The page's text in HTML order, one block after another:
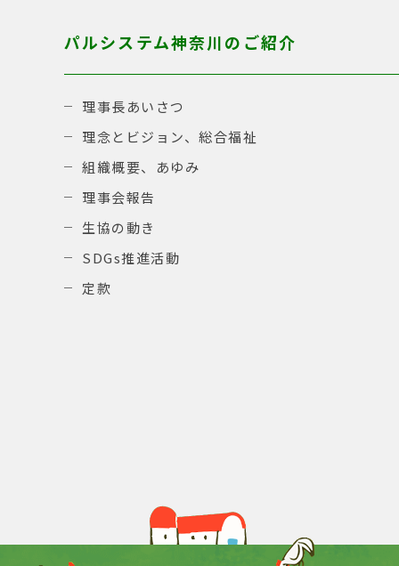
パルシステム神奈川のご紹介
理事長あいさつ
理念とビジョン、総合福祉
組織概要、あゆみ
理事会報告
生協の動き
SDGs推進活動
定款